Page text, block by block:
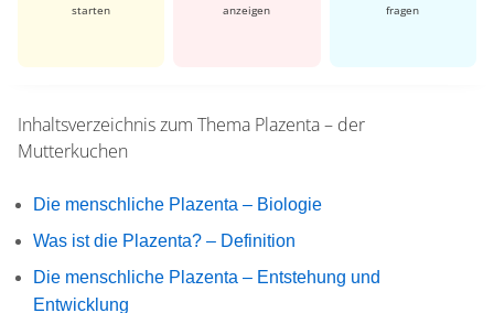
starten anzeigen fragen
Inhaltsverzeichnis zum Thema Plazenta – der
Mutterkuchen
Die menschliche Plazenta – Biologie
Was ist die Plazenta? – Definition
Die menschliche Plazenta – Entstehung und
Entwicklung